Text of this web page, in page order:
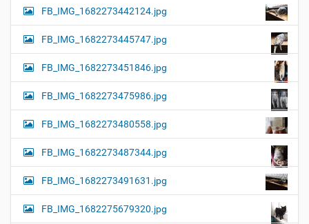
FB_IMG_1682273442124.jpg
FB_IMG_1682273445747.jpg
FB_IMG_1682273451846.jpg
FB_IMG_1682273475986.jpg
FB_IMG_1682273480558.jpg
FB_IMG_1682273487344.jpg
FB_IMG_1682273491631.jpg
FB_IMG_1682275679320.jpg